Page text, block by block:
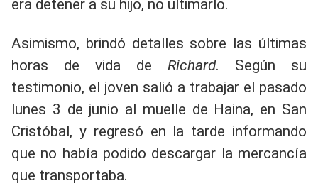
era detener a su hijo, no ultimarlo.
Asimismo, brindó detalles sobre las últimas
horas de vida de Richard. Según su
testimonio, el joven salió a trabajar el pasado
lunes 3 de junio al muelle de Haina, en San
Cristóbal, y regresó en la tarde informando
que no había podido descargar la mercancía
que transportaba.